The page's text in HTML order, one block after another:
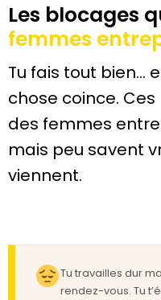
Les blocages
femmes
Tu fais tout bien…
chose coince.
des femmes
mais peu savent
viennent.
Tu travailles dur
rendez-vous. Tu